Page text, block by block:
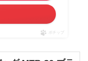
ポチップ